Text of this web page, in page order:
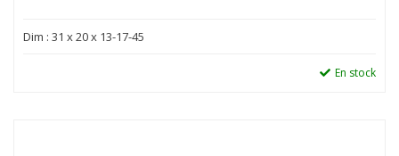
Dim : 31 x 20 x 13-17-45
En stock